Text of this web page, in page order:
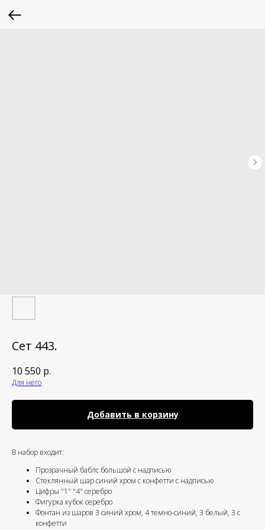
Сет 443.
10 550 р.
Для него
Добавить в корзину
В набор входит:
Прозрачный баблс большой с надписью
⁠Стеклянный шар синий хром с конфетти с надписью
⁠Цифры "1" "4" серебро
Фигурка кубок серебро
⁠Фонтан из шаров 3 синий хром, 4 темно-синий, 3 белый, 3 с
конфетти